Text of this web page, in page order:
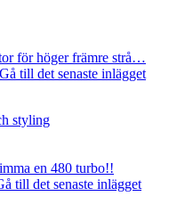
för höger främre strå…
Gå till det senaste inlägget
styling
en 480 turbo!!
till det senaste inlägget